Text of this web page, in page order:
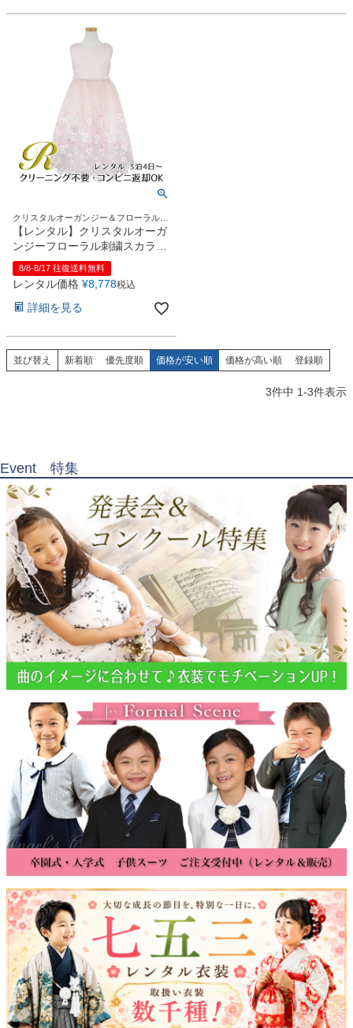
Photography
写真スタジオ APS
Angel's Photo Studio
対応 七五三・発表会・記念撮影
Web または お電話
スタジオを予約 →
クリスタルオーガンジー＆フローラルス
カラップが素敵♪
【レンタル】クリスタルオーガ
ンジーフローラル刺繍スカラッ
プ子供ドレス(KD364)ローズ
8/8-8/17 往復送料無料
レンタル価格 ¥8,778税込
詳細を見る
並び替え 新着順 優先度順 価格が安い順 価格が高い順 登録順
3件中 1-3件表示
Event 特集